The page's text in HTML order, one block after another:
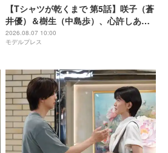
【Tシャツが乾くまで 第5話】咲子（蒼
井優）＆樹生（中島歩）、心許しあえ
る関係に 事故から一年・新たな章の幕
上がる
2026.08.07 10:00
モデルプレス